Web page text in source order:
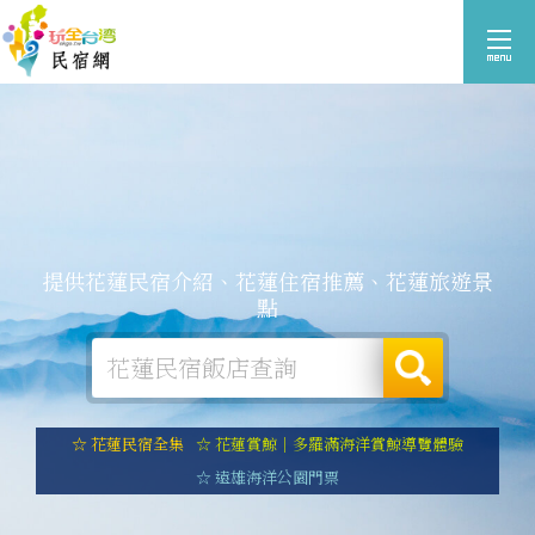
提供花蓮民宿介紹、花蓮住宿推薦、花蓮旅遊景
點
☆ 花蓮民宿全集 ☆ 花蓮賞鯨｜多羅滿海洋賞鯨導覽體驗
☆ 遠雄海洋公園門票